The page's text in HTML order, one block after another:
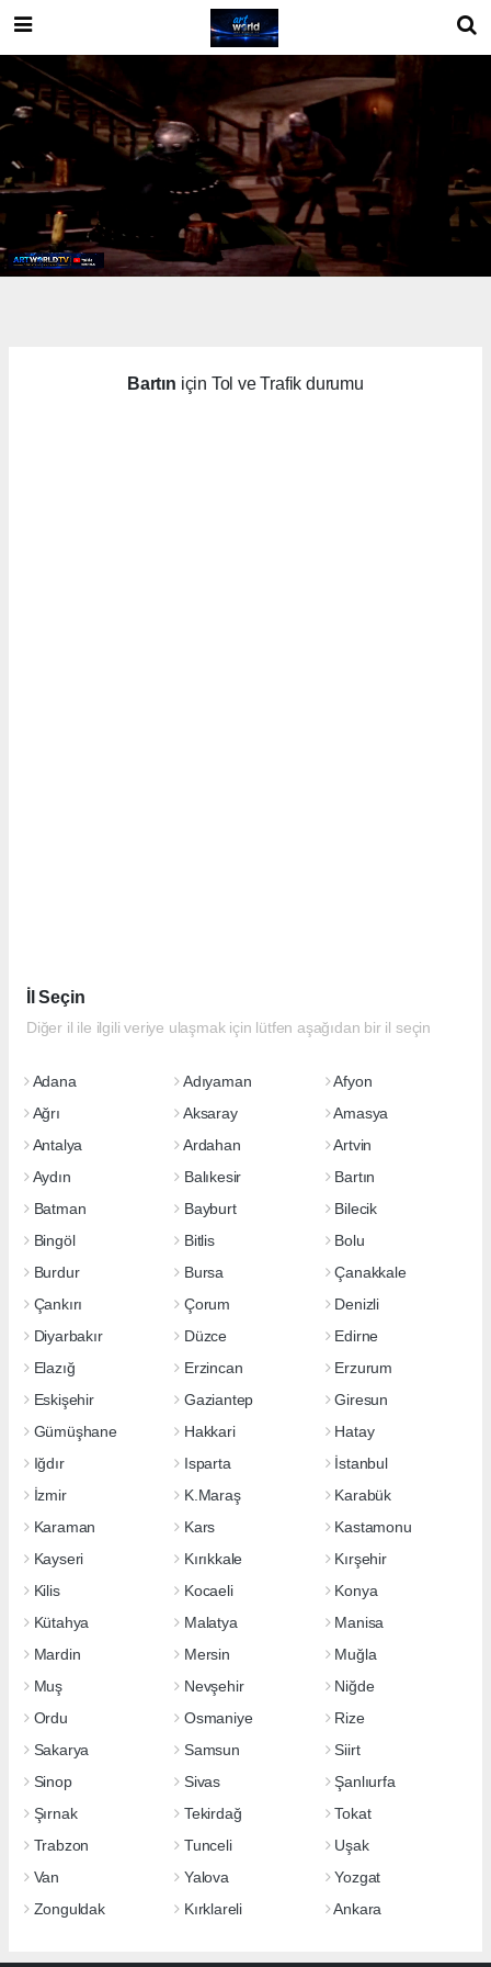
Bartın için Tol ve Trafik durumu
İl Seçin
Diğer il ile ilgili veriye ulaşmak için lütfen aşağıdan bir il seçin
Adana Adıyaman
Afyon
Ağrı
Aksaray
Amasya
Antalya
Ardahan
Artvin
Aydın
Balıkesir
Bartın
Batman
Bayburt
Bilecik
Bingöl
Bitlis
Bolu
Burdur
Bursa
Çanakkale
Çankırı
Çorum
Denizli
Diyarbakır
Düzce
Edirne
Elazığ
Erzincan
Erzurum
Eskişehir
Gaziantep
Giresun
Gümüşhane
Hakkari
Hatay
Iğdır
Isparta
İstanbul
İzmir
K.Maraş
Karabük
Karaman
Kars
Kastamonu
Kayseri
Kırıkkale
Kırşehir
Kilis
Kocaeli
Konya
Kütahya
Malatya
Manisa
Mardin
Mersin
Muğla
Muş
Nevşehir
Niğde
Ordu
Osmaniye
Rize
Sakarya
Samsun
Siirt
Sinop
Sivas
Şanlıurfa
Şırnak
Tekirdağ
Tokat
Trabzon
Tunceli
Uşak
Van
Yalova
Yozgat
Zonguldak
Kırklareli Ankara